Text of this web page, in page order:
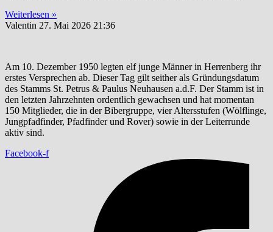
Weiterlesen »
Valentin 27. Mai 2026 21:36
Am 10. Dezember 1950 legten elf junge Männer in Herrenberg ihr
erstes Versprechen ab. Dieser Tag gilt seither als Gründungsdatum
des Stamms St. Petrus & Paulus Neuhausen a.d.F. Der Stamm ist in
den letzten Jahrzehnten ordentlich gewachsen und hat momentan
150 Mitglieder, die in der Bibergruppe, vier Altersstufen (Wölflinge,
Jungpfadfinder, Pfadfinder und Rover) sowie in der Leiterrunde
aktiv sind.
Facebook-f